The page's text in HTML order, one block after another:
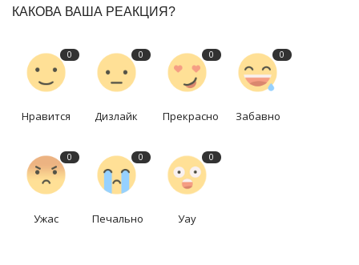
КАКОВА ВАША РЕАКЦИЯ?
0
Нравится
0
Дизлайк
0
Прекрасно
0
Забавно
0
Ужас
0
Печально
0
Уау